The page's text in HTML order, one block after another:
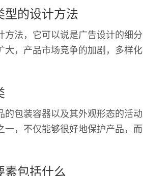
型的设计方法
方法，它可以说是广告设计的细
，产品市场竞争的加剧，多样
的包装容器以及其外观形态的活
一，不仅能够很好地保护产品，
素包括什么